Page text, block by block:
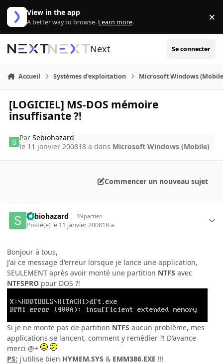
Aller au contenu
View in the app
A better way to browse. Learn more. ×
Next Se connecter
Accueil Systèmes d'exploitation Microsoft Windows
[LOGICIEL] MS-DOS mémoire
insuffisante ?!
ParSebiohazard
le 11 janvier 200818 a dans Microsoft Windows (Mobile)
Commencer un nouveau sujet
Sebiohazard INpactien
Posté(e) le 11 janvier 200818 a
Bonjour à tous,
J'ai ce message d'erreur lorsque je lance une application,
SEULEMENT après avoir monté une partition NTFS avec
NTFSPRO pour DOS ?!
Si je ne monte pas de partition NTFS aucun problème, mes
applications se lancent, comment y remédier ?! D'avance
merci @+
PS: j'utilise bien HYMEM.SYS & EMM386.EXE !!!